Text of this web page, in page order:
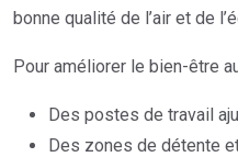
bonne qualité de l’air et de
Pour améliorer le bien-être
Des postes de travail
Des zones de détente